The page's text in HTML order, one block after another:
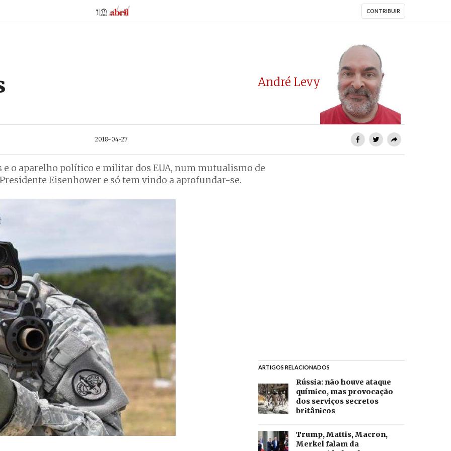
AbrilAbril CONTRIBUIR
André Levy
2018-04-27
o aparelho político e militar dos EUA, num mutualismo de
Eisenhower e só tem vindo a aprofundar-se.
ARTIGOS RELACIONADOS
Rússia: não houve ataque
químico, mas provocação
dos serviços secretos
britânicos
Trump, Mattis, Macron,
Merkel falam da